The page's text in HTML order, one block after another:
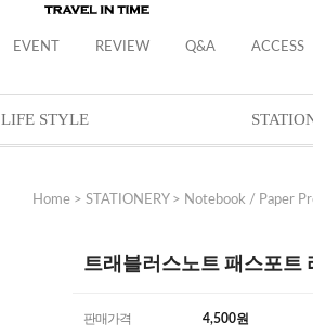
EVENT REVIEW Q&A ACCESS
LIFE STYLE
Home > STATIONERY> Notebook / Paper
트래블러스노트 패스포트
판매가격 4,500원